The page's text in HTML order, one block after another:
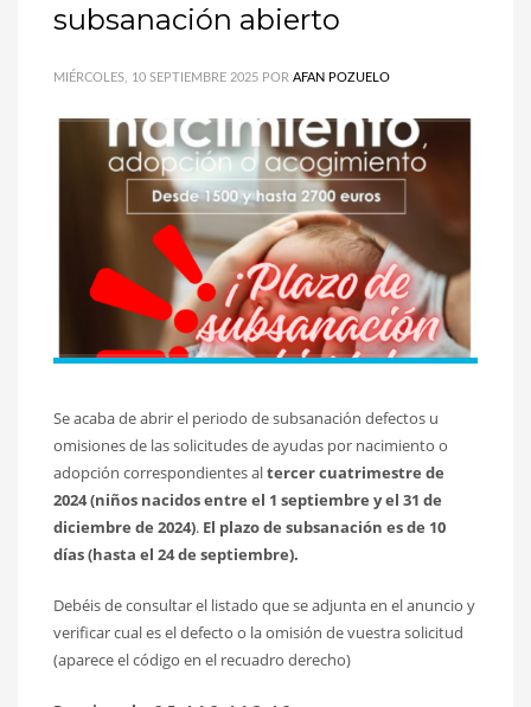
subsanación abierto
MIÉRCOLES, 10 SEPTIEMBRE 2025 POR AFAN POZUELO
Se acaba de abrir el periodo de subsanación defectos u
omisiones de las solicitudes de ayudas por nacimiento o
adopción correspondientes altercer cuatrimestre de
2024 (niños nacidos entre el 1 septiembre y el 31 de
diciembre de 2024). El plazo de subsanación es de 10
días (hasta el 24 de septiembre).
Debéis de consultar el listado que se adjunta en el anuncio y
verificar cual es el defecto o la omisión de vuestra solicitud
(aparece el código en el recuadro derecho)